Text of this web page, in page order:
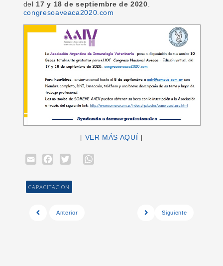
del 17 y 18 de septiembre de 2020.
congresoaveaca2020.com
[ VER MÁS AQUÍ ]
EmailFacebook
Twitter
CAPACITACION
Anterior Siguiente